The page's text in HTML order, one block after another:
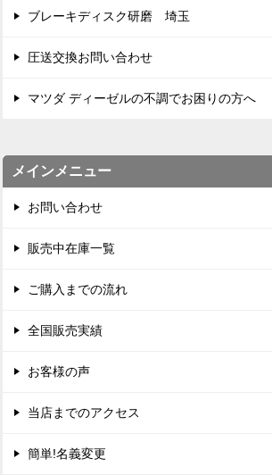
ブレーキディスク研磨 埼玉
圧送交換お問い合わせ
マツダ ディーゼルの不調でお困りの方へ
メインメニュー
お問い合わせ
販売中在庫一覧
ご購入までの流れ
全国販売実績
お客様の声
当店までのアクセス
簡単!名義変更